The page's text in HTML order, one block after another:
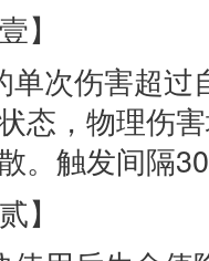
】
次伤害超过
态，物理伤
。触发间隔
】